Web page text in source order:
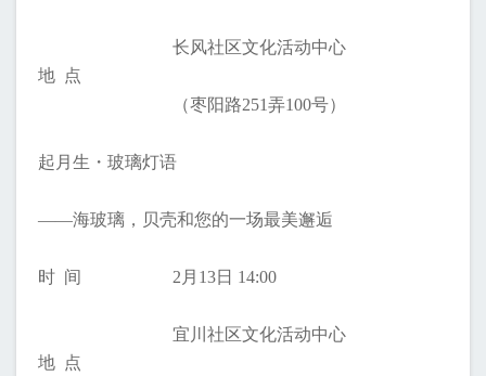
地 点
长风社区文化活动中心
（枣阳路251弄100号）
起月生・玻璃灯语
——海玻璃，贝壳和您的一场最美邂逅
时 间 2月13日 14:00
地 点
宜川社区文化活动中心